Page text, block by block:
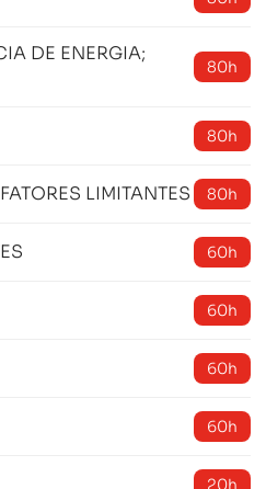
DE ENERGIA;
80h
80h
LIMITANTES 80h
60h
60h
60h
60h
20h